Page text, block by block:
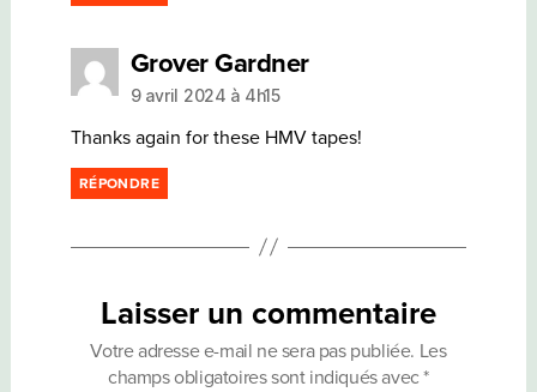
Grover Gardnerdit :
9 avril 2024 à 4h15
Thanks again for these HMV tapes!
RÉPONDRE
Laisser un commentaire
Votre adresse e-mail ne sera pas publiée. Les
champs obligatoires sont indiqués avec*